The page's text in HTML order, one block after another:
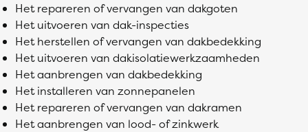
Het repareren of vervangen van dakgoten
Het uitvoeren van dak-inspecties
Het herstellen of vervangen van dakbedekking
Het uitvoeren van dakisolatiewerkzaamheden
Het aanbrengen van dakbedekking
Het installeren van zonnepanelen
Het repareren of vervangen van dakramen
Het aanbrengen van lood- of zinkwerk